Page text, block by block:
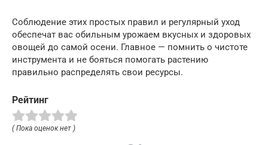
Соблюдение этих простых правил и регулярный уход
обеспечат вас обильным урожаем вкусных и здоровых
овощей до самой осени. Главное — помнить о чистоте
инструмента и не бояться помогать растению
правильно распределять свои ресурсы.
Рейтинг
( Пока оценок нет )